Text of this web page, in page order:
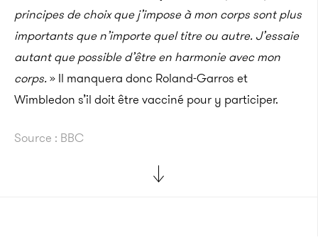
principes de choix que j’impose à mon corps sont plus
importants que n’importe quel titre ou autre. J’essaie
autant que possible d’être en harmonie avec mon
corps.» Il manquera donc Roland-Garros et
Wimbledon s’il doit être vacciné pour y participer.
Source : BBC